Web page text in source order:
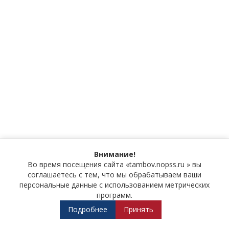
Внимание!
Во время посещения сайта «tambov.nopss.ru » вы
соглашаетесь с тем, что мы обрабатываем ваши
персональные данные с использованием метрических
программ.
Подробнее
Принять